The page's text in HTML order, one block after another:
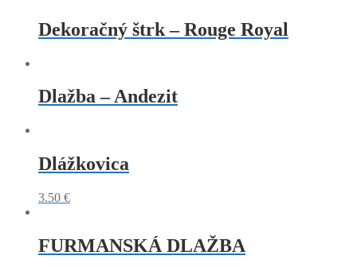
Dekoračný štrk – Rouge Royal
Dlažba – Andezit
Dlážkovica
3.50 €
FURMANSKÁ DLAŽBA